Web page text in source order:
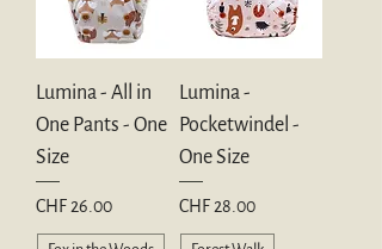
Lumina - All in
One Pants - One
Size
Preis
CHF 26.00
Lumina -
Pocketwindel -
One Size
Preis
CHF 28.00